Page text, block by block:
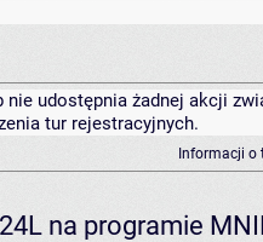
nie udostępnia żadnej akcji
tur rejestracyjnych.
Informacji o
na programie